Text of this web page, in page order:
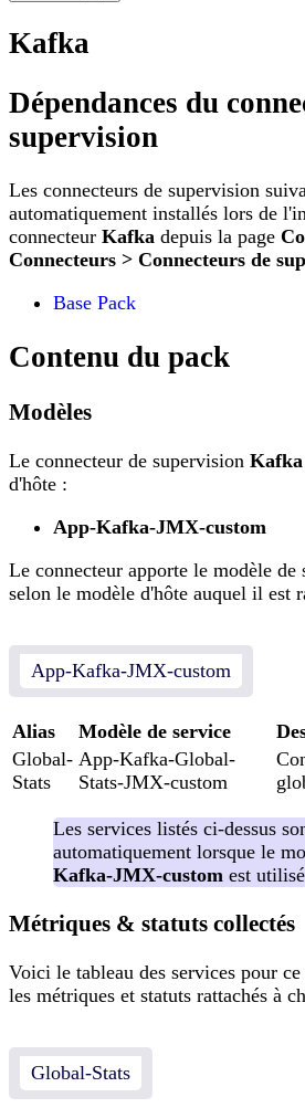
Kafka
Dépendances du
supervision
Les connecteurs de supervision
automatiquement installés lors de
connecteur Kafka depuis la page
Connecteurs > Connecteurs de
Base Pack
Contenu du pack
Modèles
Le connecteur de supervision Kafka
d'hôte :
App-Kafka-JMX-custom
Le connecteur apporte le modèle de
selon le modèle d'hôte auquel il est
App-Kafka-JMX-custom
Alias Modèle de service
Global-
Stats
App-Kafka-Global-
Stats-JMX-custom
Les services listés ci-dessus
automatiquement lorsque le
Kafka-JMX-custom est
Métriques & statuts collectés
Voici le tableau des services pour
les métriques et statuts rattachés à
Global-Stats